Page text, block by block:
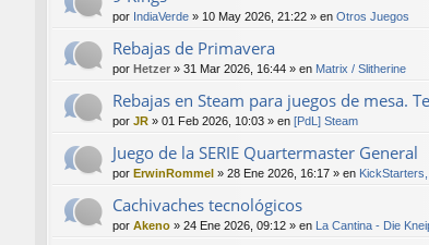
por IndiaVerde » 10 May 2026, 21:22 » en Otros Juegos
Rebajas de Primavera
por Hetzer » 31 Mar 2026, 16:44 » en Matrix / Slitherine
Rebajas en Steam para juegos de mesa.
por JR » 01 Feb 2026, 10:03 » en [PdL] Steam
Juego de la SERIE Quartermaster General
por ErwinRommel » 28 Ene 2026, 16:17 » en
Cachivaches tecnológicos
por Akeno » 24 Ene 2026, 09:12 » en La Cantina - Die